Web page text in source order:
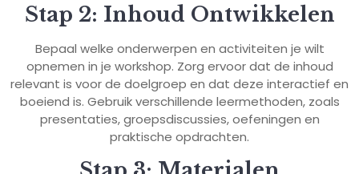
Stap 2: Inhoud Ontwikkelen
Bepaal welke onderwerpen en activiteiten je wilt
opnemen in je workshop. Zorg ervoor dat de inhoud
relevant is voor de doelgroep en dat deze interactief en
boeiend is. Gebruik verschillende leermethoden, zoals
presentaties, groepsdiscussies, oefeningen en
praktische opdrachten.